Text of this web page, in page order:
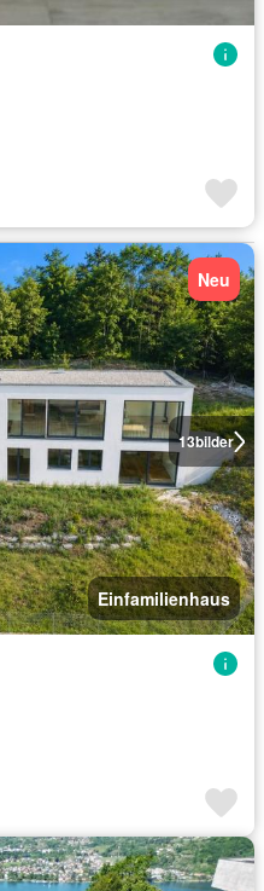
13bilder
Neu
Einfamilienhaus